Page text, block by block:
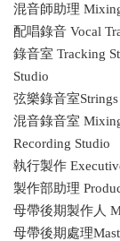
混音師助理
配唱錄音 Vocal
錄音室 Tracking
Studio
弦樂錄音室
混音錄音室
Recording Studio
執行製作
製作部助理
母帶後期製作人
母帶後期處理